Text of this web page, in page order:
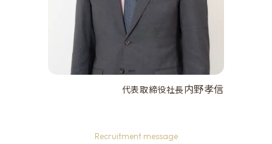
代表取締役社長内野孝信
Recruitment message